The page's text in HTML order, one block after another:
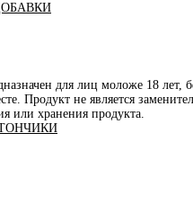
для лиц моложе 18
Продукт не является
или хранения продукта.